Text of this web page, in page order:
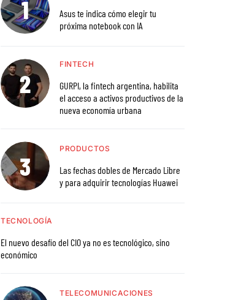
Asus te indica cómo elegir tu
próxima notebook con IA
FINTECH
GURPI, la fintech argentina, habilita
el acceso a activos productivos de la
nueva economía urbana
PRODUCTOS
Las fechas dobles de Mercado Libre
y para adquirir tecnologías Huawei
TECNOLOGÍA
El nuevo desafío del CIO ya no es tecnológico, sino
económico
TELECOMUNICACIONES